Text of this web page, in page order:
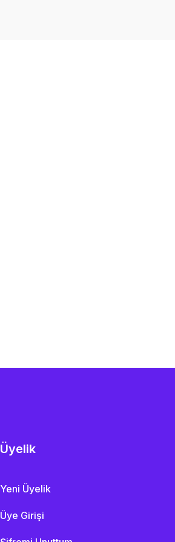
Üyelik
Yeni Üyelik
Üye Girişi